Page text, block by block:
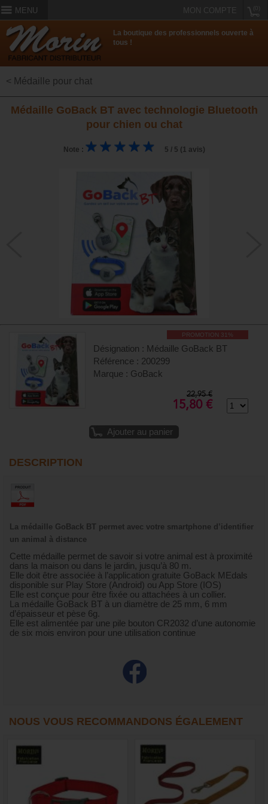
MENU MON COMPTE
La boutique des professionnels ouverte à
tous !
< Médaille pour chat
Médaille GoBack BT avec technologie Bluetooth
pour chien ou chat
Note : 5 / 5 (1 avis)
PROMOTION 31%
Désignation : Médaille GoBack BT
Référence : 200299
Marque : GoBack
22,95 €
15,80 €
Ajouter au panier
DESCRIPTION
La médaille GoBack BT permet avec votre smartphone d’identifier
un animal à distance
Cette médaille permet de savoir si votre animal est à proximité
dans la maison ou dans le jardin, jusqu’à 80 m.
Elle doit être associée à l’application gratuite GoBack MEdals
disponible sur Play Store (Android) ou App Store (IOS)
Elle est conçue pour être fixée ou attachées à un collier.
La médaille GoBack BT à un diamètre de 25 mm, 6 mm
d’épaisseur et pèse 6g.
Elle est alimentée par une pile bouton CR2032 d’une autonomie
de six mois environ pour une utilisation continue
NOUS VOUS RECOMMANDONS ÉGALEMENT